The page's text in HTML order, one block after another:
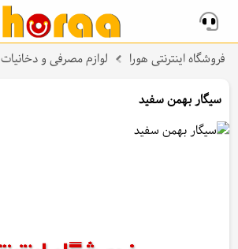
فروشگاه اینترنتی هورا لوازم مصرفی و دخانیات
سیگار بهمن سفید